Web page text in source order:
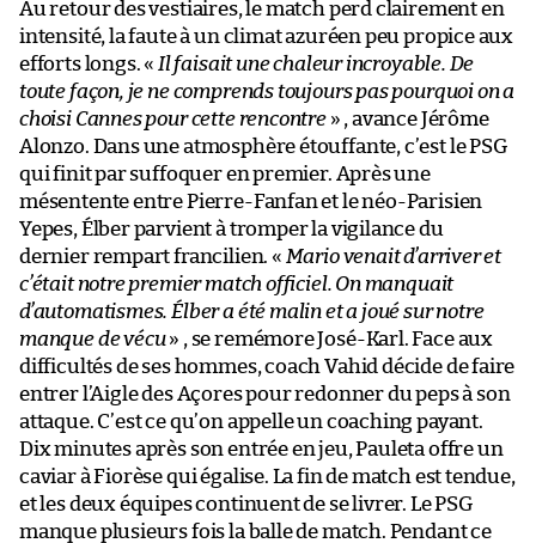
Au retour des vestiaires, le match perd clairement en
intensité, la faute à un climat azuréen peu propice aux
efforts longs. « Il faisait une chaleur incroyable. De
toute façon, je ne comprends toujours pas pourquoi on a
choisi Cannes pour cette rencontre» , avance Jérôme
Alonzo. Dans une atmosphère étouffante, c’est le PSG
qui finit par suffoquer en premier. Après une
mésentente entre Pierre-Fanfan et le néo-Parisien
Yepes, Élber parvient à tromper la vigilance du
dernier rempart francilien. « Mario venait d’arriver et
c’était notre premier match officiel. On manquait
d’automatismes. Élber a été malin et a joué sur notre
manque de vécu» , se remémore José-Karl. Face aux
difficultés de ses hommes, coach Vahid décide de faire
entrer l’Aigle des Açores pour redonner du peps à son
attaque. C’est ce qu’on appelle un coaching payant.
Dix minutes après son entrée en jeu, Pauleta offre un
caviar à Fiorèse qui égalise. La fin de match est tendue,
et les deux équipes continuent de se livrer. Le PSG
manque plusieurs fois la balle de match. Pendant ce